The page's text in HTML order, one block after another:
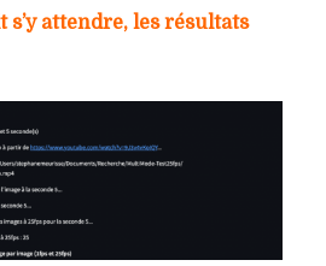
s’y attendre, les résultats